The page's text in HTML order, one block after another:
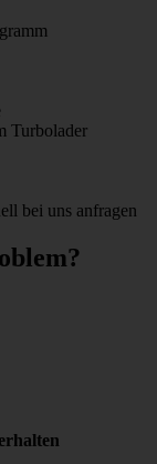
Turbolader
bei uns anfragen